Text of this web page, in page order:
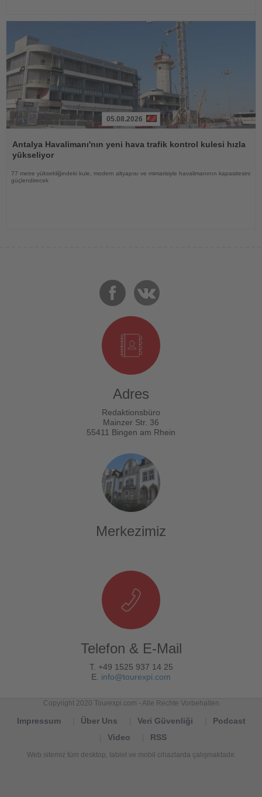
Oku
05.08.2026
Antalya Havalimanı'nın yeni hava trafik kontrol kulesi hızla
yükseliyor
77 metre yüksekliğindeki kule, modern altyapısı ve mimarisiyle havalimanının kapasitesini
güçlendirecek
Adres
Redaktionsbüro
Mainzer Str. 36
55411 Bingen am Rhein
Merkezimiz
Telefon & E-Mail
T. +49 1525 937 14 25
E. info@tourexpi.com
Copyright 2020 Tourexpi.com - Alle Rechte Vorbehalten
Impressum Über Uns Veri Güvenliği
Podcast
Video
RSS
Web sitemiz tüm desktop, tablet ve mobil cihazlarda çalışmaktadır.